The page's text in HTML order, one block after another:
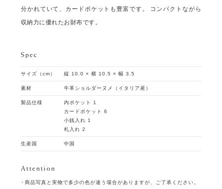
分かれていて、カードポケットも豊富です。 コンパクトながら
収納力に優れたお財布です。
Spec
サイズ（cm） 縦 10.0 × 横 10.5 × 幅 3.5
素材 牛革ショルダーヌメ（イタリア産）
製品仕様
内ポケット 1
カードポケット 6
小銭入れ 1
札入れ 2
生産国 中国
Attention
商品写真と実物で多少の色が違う場合がありますが、ご了承ください。